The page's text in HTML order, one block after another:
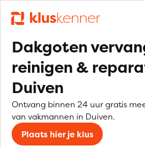
Dakgoten
reinigen &
Duiven
Ontvang binnen 24 uur gratis
van vakmannen in Duiven.
Plaats hier je klus